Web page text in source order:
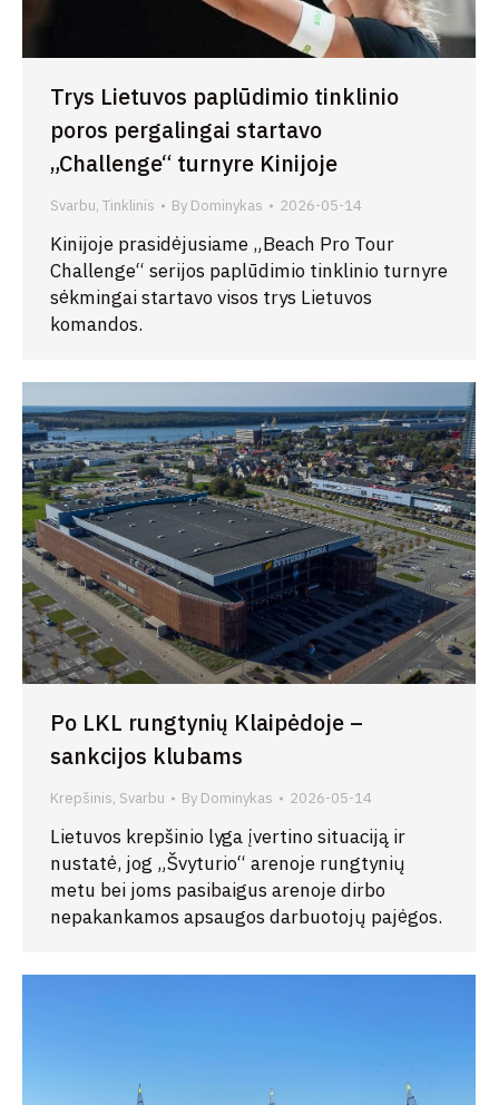
Trys Lietuvos paplūdimio tinklinio
poros pergalingai startavo
„Challenge“ turnyre Kinijoje
Svarbu, Tinklinis By Dominykas 2026-05-14
Kinijoje prasidėjusiame „Beach Pro Tour
Challenge“ serijos paplūdimio tinklinio turnyre
sėkmingai startavo visos trys Lietuvos
komandos.
Po LKL rungtynių Klaipėdoje –
sankcijos klubams
Krepšinis, Svarbu By Dominykas 2026-05-14
Lietuvos krepšinio lyga įvertino situaciją ir
nustatė, jog „Švyturio“ arenoje rungtynių
metu bei joms pasibaigus arenoje dirbo
nepakankamos apsaugos darbuotojų pajėgos.